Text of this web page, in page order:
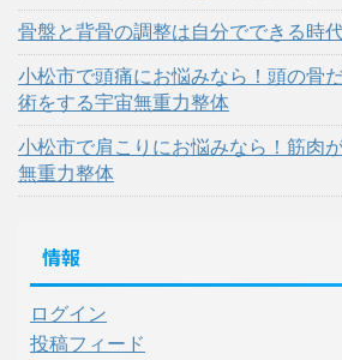
骨盤と背骨の調整は自分でできる時代
小松市で頭痛にお悩みなら！頭の骨
術をする宇宙無重力整体
小松市で肩こりにお悩みなら！筋肉
無重力整体
情報
ログイン
投稿フィード